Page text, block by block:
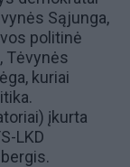
Sąjunga,
politinė
Tėvynės
kuriai
) įkurta
LKD
.